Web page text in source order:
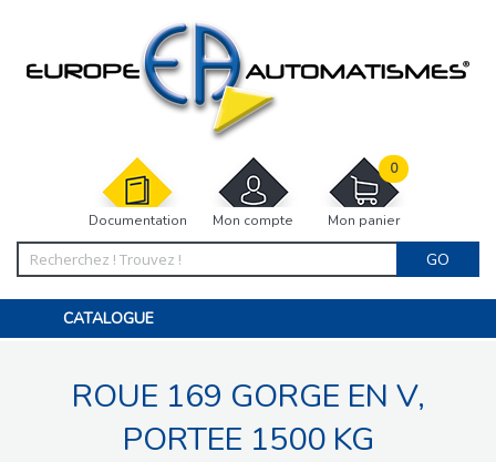
Documentation Mon compte Mon panier
0
GO
CATALOGUE
MOTORISATIONS
ACCESSOIRES ET ELECTRONIQUES
INTERPHONES VISIOPHONES
ROUE 169 GORGE EN V,
PORTEE 1500 KG